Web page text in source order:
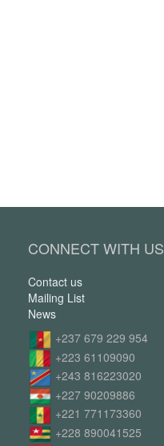
CONNECT WITH US
Contact us
Mailing List
News
+237 679 229 954
+223 61109090
+243 816223020
+227 90209886
+221 771173360
+228 890041525